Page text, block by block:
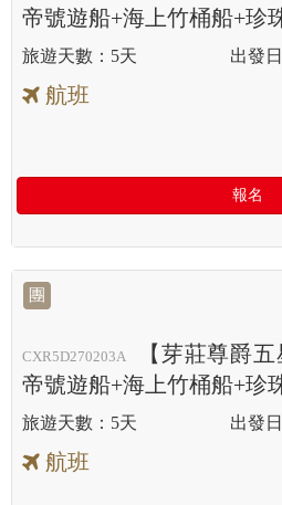
帝號遊船+海上竹桶船+珍
5天
航班
報名
團
CXR5D270203A
【芽莊尊爵
帝號遊船+海上竹桶船+珍
5天
航班